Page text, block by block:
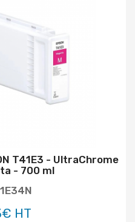
T41E3 - UltraChrome
- 700 ml
HT